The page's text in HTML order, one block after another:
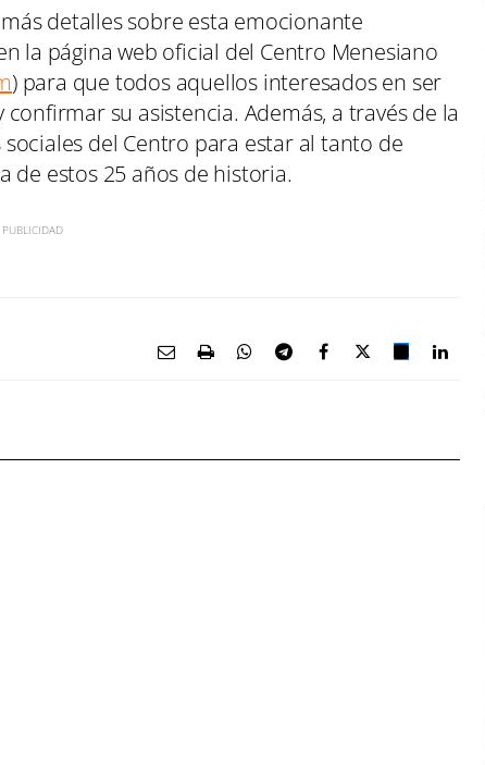
detalles sobre esta emocionante
la página web oficial del Centro Menesiano
) para que todos aquellos interesados en ser
su asistencia. Además, a través de la
del Centro para estar al tanto de
de estos 25 años de historia.